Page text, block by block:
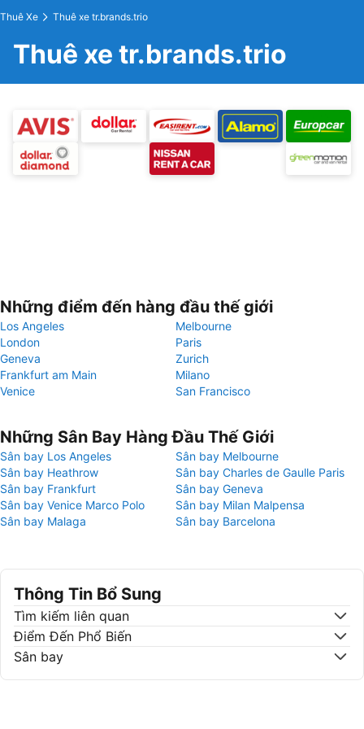
Thuê Xe Thuê xe tr.brands.trio
Thuê xe tr.brands.trio
Những điểm đến hàng đầu thế giới
Los Angeles
Melbourne
London
Paris
Geneva
Zurich
Frankfurt am Main
Milano
Venice
San Francisco
Những Sân Bay Hàng Đầu Thế Giới
Sân bay Los Angeles
Sân bay Melbourne
Sân bay Heathrow
Sân bay Charles de Gaulle Paris
Sân bay Frankfurt
Sân bay Geneva
Sân bay Venice Marco Polo
Sân bay Milan Malpensa
Sân bay Malaga
Sân bay Barcelona
Thông Tin Bổ Sung
Tìm kiếm liên quan
Điểm Đến Phổ Biến
Sân bay